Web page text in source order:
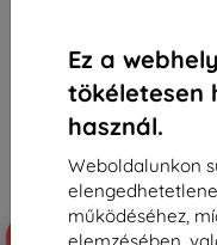
Ez a
tökéletesen
használ.
Weboldalunkon
működéséhez,
elemzésében,
Raktáron 2 darab